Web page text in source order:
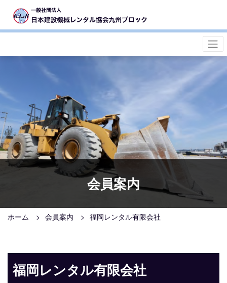
会員案内
ホーム 会員案内 福岡レンタル有限会社
福岡レンタル有限会社